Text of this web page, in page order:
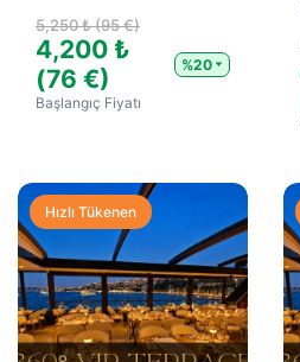
5,250 ₺ (95 €)
4,200 ₺
(76 €)
%20
Başlangıç Fiyatı
Hızlı Tükenen